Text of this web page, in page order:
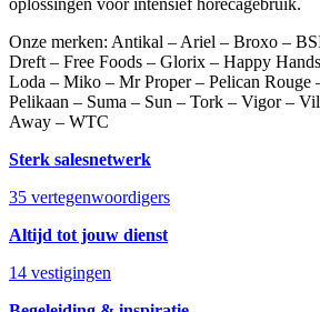
Onze merken: Antikal – Ariel – Broxo –
Dreft – Free Foods – Glorix – Happy
Loda – Miko – Mr Proper – Pelican Rouge
Pelikaan – Suma – Sun – Tork – Vigor –
Away – WTC
Sterk salesnetwerk
35 vertegenwoordigers
Altijd tot jouw dienst
14 vestigingen